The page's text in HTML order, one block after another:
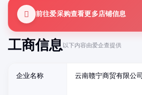
工商信息以下内容由爱企查提供
企业名称 云南赣宁商贸有限公司
前往爱采购查看更多店铺信息